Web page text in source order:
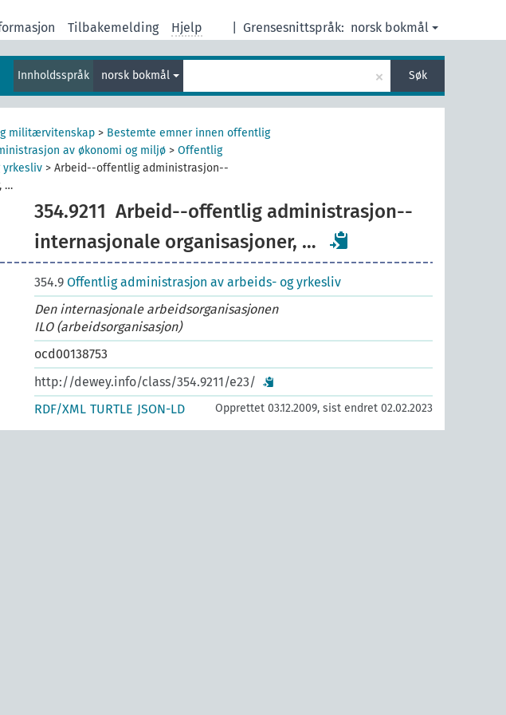
Grensesnittspråk: norsk bokmål
Tilbakemelding Hjelp
Innholdsspråk norsk bokmål × Søk
militærvitenskap > Bestemte emner innen offentlig
av økonomi og miljø > Offentlig
yrkesliv > Arbeid--offentlig administrasjon--
…
354.9211 Arbeid--offentlig administrasjon--
internasjonale organisasjoner, …
354.9 Offentlig administrasjon av arbeids- og yrkesliv
Den internasjonale arbeidsorganisasjonen
ILO (arbeidsorganisasjon)
ocd00138753
http://dewey.info/class/354.9211/e23/
RDF/XML TURTLE JSON-LD Opprettet 03.12.2009, sist endret 02.02.2023